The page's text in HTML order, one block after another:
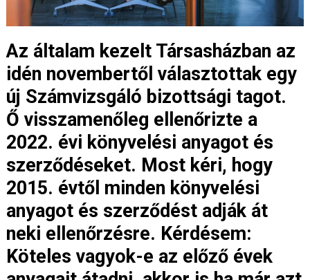
Az általam kezelt Társasházban az
idén novembertől választottak egy
új Számvizsgáló bizottsági tagot.
Ő visszamenőleg ellenőrizte a
2022. évi könyvelési anyagot és
szerződéseket. Most kéri, hogy
2015. évtől minden könyvelési
anyagot és szerződést adják át
neki ellenőrzésre. Kérdésem:
Köteles vagyok-e az előző évek